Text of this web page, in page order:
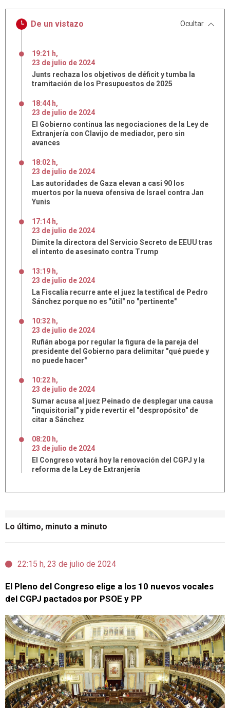
Lo último, minuto a minuto
22:15 h, 23 de julio de 2024
El Pleno del Congreso elige a los 10 nuevos vocales
del CGPJ pactados por PSOE y PP
De un vistazo Ocultar
19:21 h,
23 de julio de 2024
Junts rechaza los objetivos de déficit y tumba la
tramitación de los Presupuestos de 2025
18:44 h,
23 de julio de 2024
El Gobierno continua las negociaciones de la Ley de
Extranjería con Clavijo de mediador, pero sin
avances
18:02 h,
23 de julio de 2024
Las autoridades de Gaza elevan a casi 90 los
muertos por la nueva ofensiva de Israel contra Jan
Yunis
17:14 h,
23 de julio de 2024
Dimite la directora del Servicio Secreto de EEUU tras
el intento de asesinato contra Trump
13:19 h,
23 de julio de 2024
La Fiscalía recurre ante el juez la testifical de Pedro
Sánchez porque no es "útil" no "pertinente"
10:32 h,
23 de julio de 2024
Rufián aboga por regular la figura de la pareja del
presidente del Gobierno para delimitar "qué puede y
no puede hacer"
10:22 h,
23 de julio de 2024
Sumar acusa al juez Peinado de desplegar una causa
"inquisitorial" y pide revertir el "despropósito" de
citar a Sánchez
08:20 h,
23 de julio de 2024
El Congreso votará hoy la renovación del CGPJ y la
reforma de la Ley de Extranjería